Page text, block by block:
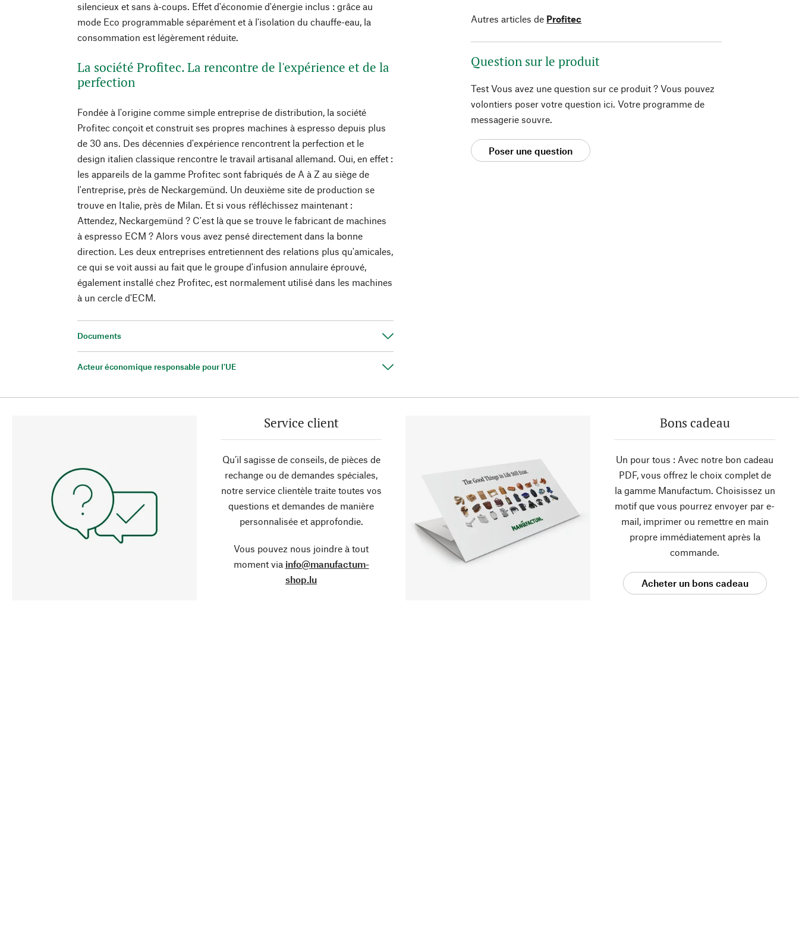
silencieux et sans à-coups. Effet d'économie d'énergie inclus : grâce au
mode Eco programmable séparément et à l'isolation du chauffe-eau, la
consommation est légèrement réduite.
La société Profitec. La rencontre de l'expérience et de la
perfection
Fondée à l'origine comme simple entreprise de distribution, la société
Profitec conçoit et construit ses propres machines à espresso depuis plus
de 30 ans. Des décennies d'expérience rencontrent la perfection et le
design italien classique rencontre le travail artisanal allemand. Oui, en effet :
les appareils de la gamme Profitec sont fabriqués de A à Z au siège de
l'entreprise, près de Neckargemünd. Un deuxième site de production se
trouve en Italie, près de Milan. Et si vous réfléchissez maintenant :
Attendez, Neckargemünd ? C'est là que se trouve le fabricant de machines
à espresso ECM ? Alors vous avez pensé directement dans la bonne
direction. Les deux entreprises entretiennent des relations plus qu'amicales,
ce qui se voit aussi au fait que le groupe d'infusion annulaire éprouvé,
également installé chez Profitec, est normalement utilisé dans les machines
à un cercle d'ECM.
Documents
Acteur économique responsable pour l'UE
Autres articles de Profitec
Question sur le produit
Test Vous avez une question sur ce produit ? Vous pouvez
volontiers poser votre question ici. Votre programme de
messagerie souvre.
Poser une question
Service client
Qu’il sagisse de conseils, de pièces de
rechange ou de demandes spéciales,
notre service clientèle traite toutes vos
questions et demandes de manière
personnalisée et approfondie.
Vous pouvez nous joindre à tout
moment via info@manufactum-
shop.lu
Bons cadeau
Un pour tous : Avec notre bon cadeau
PDF, vous offrez le choix complet de
la gamme Manufactum. Choisissez un
motif que vous pourrez envoyer par e-
mail, imprimer ou remettre en main
propre immédiatement après la
commande.
Acheter un bons cadeau